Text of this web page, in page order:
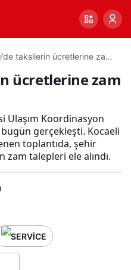
taksilerin ücretlerine zam
ücretlerine zam
Ulaşım Koordinasyon
bugün gerçekleşti. Kocaeli
toplantıda, şehir
talepleri ele alındı.
PAYLAŞ